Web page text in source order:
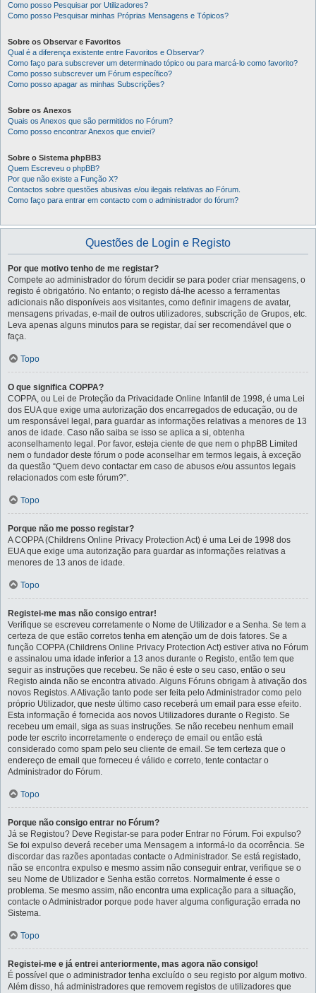
Como posso Pesquisar por Utilizadores?
Como posso Pesquisar minhas Próprias Mensagens e Tópicos?
Sobre os Observar e Favoritos
Qual é a diferença existente entre Favoritos e Observar?
Como faço para subscrever um determinado tópico ou para marcá-lo como favorito?
Como posso subscrever um Fórum específico?
Como posso apagar as minhas Subscrições?
Sobre os Anexos
Quais os Anexos que são permitidos no Fórum?
Como posso encontrar Anexos que enviei?
Sobre o Sistema phpBB3
Quem Escreveu o phpBB?
Por que não existe a Função X?
Contactos sobre questões abusivas e/ou ilegais relativas ao Fórum.
Como faço para entrar em contacto com o administrador do fórum?
Questões de Login e Registo
Por que motivo tenho de me registar?
Compete ao administrador do fórum decidir se para poder criar mensagens, o
registo é obrigatório. No entanto; o registo dá-lhe acesso a ferramentas
adicionais não disponíveis aos visitantes, como definir imagens de avatar,
mensagens privadas, e-mail de outros utilizadores, subscrição de Grupos, etc.
Leva apenas alguns minutos para se registar, daí ser recomendável que o
faça.
Topo
O que significa COPPA?
COPPA, ou Lei de Proteção da Privacidade Online Infantil de 1998, é uma Lei
dos EUA que exige uma autorização dos encarregados de educação, ou de
um responsável legal, para guardar as informações relativas a menores de 13
anos de idade. Caso não saiba se isso se aplica a si, obtenha
aconselhamento legal. Por favor, esteja ciente de que nem o phpBB Limited
nem o fundador deste fórum o pode aconselhar em termos legais, à exceção
da questão “Quem devo contactar em caso de abusos e/ou assuntos legais
relacionados com este fórum?”.
Topo
Porque não me posso registar?
A COPPA (Childrens Online Privacy Protection Act) é uma Lei de 1998 dos
EUA que exige uma autorização para guardar as informações relativas a
menores de 13 anos de idade.
Topo
Registei-me mas não consigo entrar!
Verifique se escreveu corretamente o Nome de Utilizador e a Senha. Se tem a
certeza de que estão corretos tenha em atenção um de dois fatores. Se a
função COPPA (Childrens Online Privacy Protection Act) estiver ativa no Fórum
e assinalou uma idade inferior a 13 anos durante o Registo, então tem que
seguir as instruções que recebeu. Se não é este o seu caso, então o seu
Registo ainda não se encontra ativado. Alguns Fóruns obrigam à ativação dos
novos Registos. A Ativação tanto pode ser feita pelo Administrador como pelo
próprio Utilizador, que neste último caso receberá um email para esse efeito.
Esta informação é fornecida aos novos Utilizadores durante o Registo. Se
recebeu um email, siga as suas instruções. Se não recebeu nenhum email
pode ter escrito incorretamente o endereço de email ou então está
considerado como spam pelo seu cliente de email. Se tem certeza que o
endereço de email que forneceu é válido e correto, tente contactar o
Administrador do Fórum.
Topo
Porque não consigo entrar no Fórum?
Já se Registou? Deve Registar-se para poder Entrar no Fórum. Foi expulso?
Se foi expulso deverá receber uma Mensagem a informá-lo da ocorrência. Se
discordar das razões apontadas contacte o Administrador. Se está registado,
não se encontra expulso e mesmo assim não conseguir entrar, verifique se o
seu Nome de Utilizador e Senha estão corretos. Normalmente é esse o
problema. Se mesmo assim, não encontra uma explicação para a situação,
contacte o Administrador porque pode haver alguma configuração errada no
Sistema.
Topo
Registei-me e já entrei anteriormente, mas agora não consigo!
É possível que o administrador tenha excluído o seu registo por algum motivo.
Além disso, há administradores que removem registos de utilizadores que